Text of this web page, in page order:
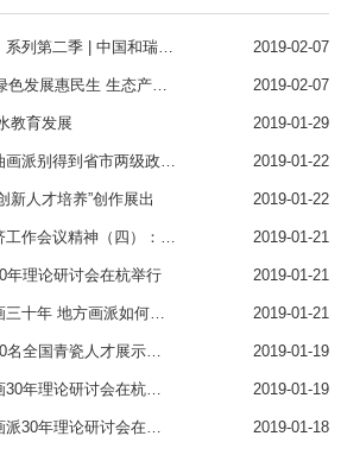
浙江电视台：《我在浙江》系列第二季 | 中国和瑞典的这个合作项目让我爱上丽水 2019-02-07
丽水电视台：解码2018：绿色发展惠民生 生态产品变宝藏 2019-02-07
教育发展 2019-01-29
丽水日报官微：丽水这个油画派别得到省市两级政府推动 2019-01-22
新人才培养”创作展出 2019-01-22
丽水电视台：解读市委经济工作会议精神（四）：抓紧 用好新时代重要战略机遇期 为丽水经济增长打开一片新的天地 2019-01-21
年理论研讨会在杭举行 2019-01-21
浙江新闻：丽水巴比松油画三十年 地方画派如何再造文化高地 2019-01-21
瓯江报道：在丽水进修的30名全国青瓷人才展示新成果 2019-01-19
丽水日报：丽水巴比松油画30年理论研讨会在杭举行 2019-01-19
丽水电视台：丽水巴比松画派30年理论研讨会在杭举行 2019-01-18